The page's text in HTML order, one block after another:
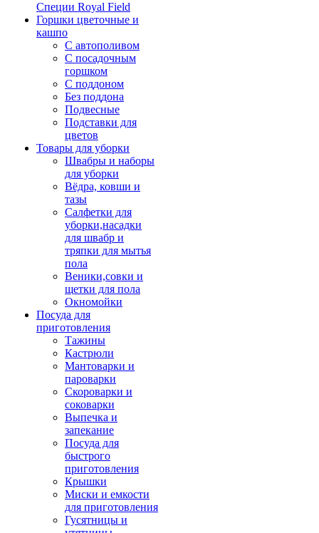
Специи Royal Field
Горшки цветочные и
кашпо
С автополивом
С посадочным
горшком
С поддоном
Без поддона
Подвесные
Подставки для
цветов
Товары для уборки
Швабры и наборы
для уборки
Вёдра, ковши и
тазы
Салфетки для
уборки,насадки
для швабр и
тряпки для мытья
пола
Веники,совки и
щетки для пола
Окномойки
Посуда для
приготовления
Тажины
Кастрюли
Мантоварки и
пароварки
Скороварки и
соковарки
Выпечка и
запекание
Посуда для
быстрого
приготовления
Крышки
Миски и емкости
для приготовления
Гусятницы и